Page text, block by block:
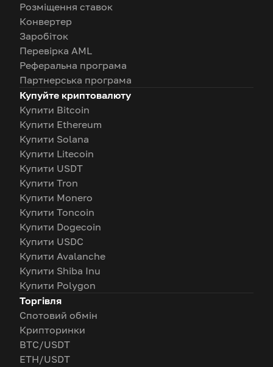
Розміщення ставок
Конвертер
Заробіток
Перевірка AML
Реферальна програма
Партнерська програма
Купуйте криптовалюту
Купити Bitcoin
Купити Ethereum
Купити Solana
Купити Litecoin
Купити USDT
Купити Tron
Купити Monero
Купити Toncoin
Купити Dogecoin
Купити USDC
Купити Avalanche
Купити Shiba Inu
Купити Polygon
Торгівля
Спотовий обмін
Крипторинки
BTC/USDT
ETH/USDT